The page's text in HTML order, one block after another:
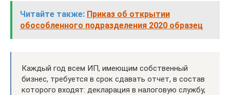
Читайте также: Приказ об открытии
обособленного подразделения 2020 образец
Каждый год всем ИП, имеющим собственный
бизнес, требуется в срок сдавать отчет, в состав
которого входят: декларация в налоговую службу,